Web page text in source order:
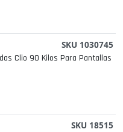
SKU 1030745
Clio 90 Kilos Para Pantallas
SKU 18515